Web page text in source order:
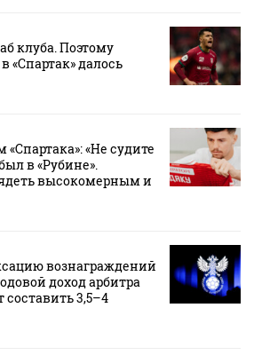
клуба. Поэтому
«Спартак» далось
«Не судите
в «Рубине».
высокомерным и
вознаграждений
доход арбитра
3,5–4